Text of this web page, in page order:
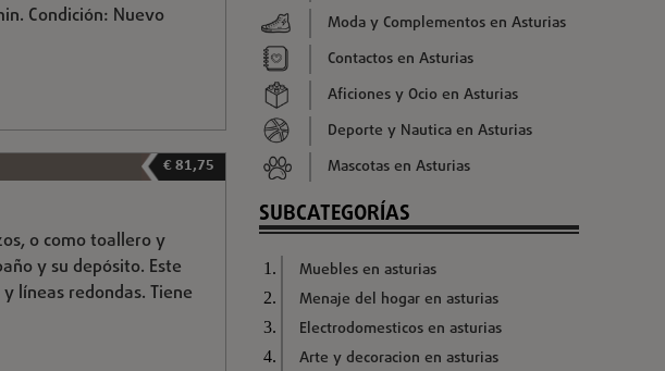
Condición: Nuevo
€ 81,75
o como toallero y
y su depósito. Este
líneas redondas. Tiene
Moda y Complementos en Asturias
Contactos en Asturias
Aficiones y Ocio en Asturias
Deporte y Nautica en Asturias
Mascotas en Asturias
SUBCATEGORÍAS
Muebles en asturias
Menaje del hogar en asturias
Electrodomesticos en asturias
Arte y decoracion en asturias